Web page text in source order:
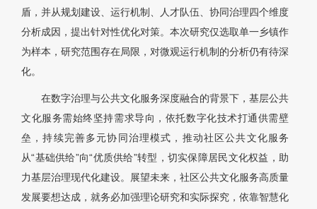
盾，并从规划建设、运行机制、人才队伍、协同治理四个维度
分析成因，提出针对性优化对策。本次研究仅选取单一乡镇作
为样本，研究范围存在局限，对微观运行机制的分析仍有待深
化。
在数字治理与公共文化服务深度融合的背景下，基层公共
文化服务需始终坚持需求导向，依托数字化技术打通供需壁
垒，持续完善多元协同治理模式，推动社区公共文化服务
从“基础供给”向“优质供给”转型，切实保障居民文化权益，助
力基层治理现代化建设。展望未来，社区公共文化服务高质量
发展要想达成，就务必加强理论研究和实际探究，依靠智慧化